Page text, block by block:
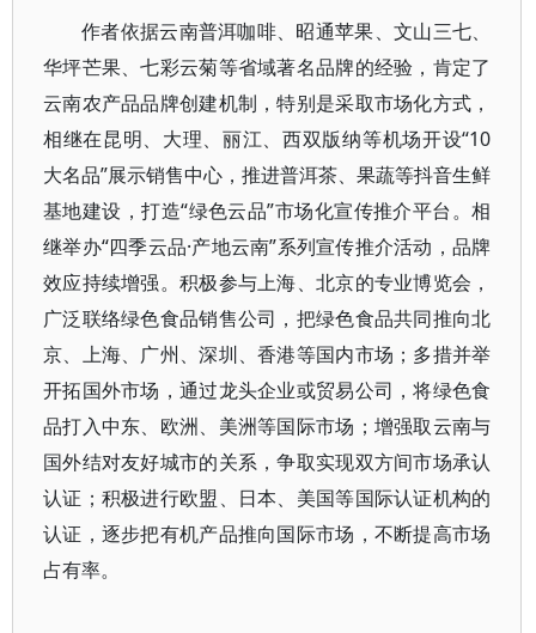
作者依据云南普洱咖啡、昭通苹果、文山三七、
华坪芒果、七彩云菊等省域著名品牌的经验，肯定了
云南农产品品牌创建机制，特别是采取市场化方式，
相继在昆明、大理、丽江、西双版纳等机场开设“10
大名品”展示销售中心，推进普洱茶、果蔬等抖音生鲜
基地建设，打造“绿色云品”市场化宣传推介平台。相
继举办“四季云品·产地云南”系列宣传推介活动，品牌
效应持续增强。积极参与上海、北京的专业博览会，
广泛联络绿色食品销售公司，把绿色食品共同推向北
京、上海、广州、深圳、香港等国内市场；多措并举
开拓国外市场，通过龙头企业或贸易公司，将绿色食
品打入中东、欧洲、美洲等国际市场；增强取云南与
国外结对友好城市的关系，争取实现双方间市场承认
认证；积极进行欧盟、日本、美国等国际认证机构的
认证，逐步把有机产品推向国际市场，不断提高市场
占有率。